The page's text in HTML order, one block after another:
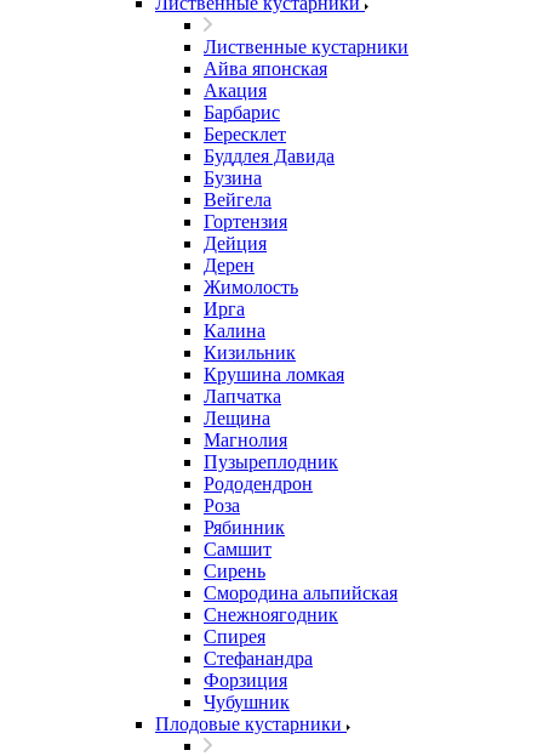
Лиственные кустарники
Айва японская
Акация
Барбарис
Бересклет
Буддлея Давида
Бузина
Вейгела
Гортензия
Дейция
Дерен
Жимолость
Ирга
Калина
Кизильник
Крушина ломкая
Лапчатка
Лещина
Магнолия
Пузыреплодник
Рододендрон
Роза
Рябинник
Самшит
Сирень
Смородина альпийская
Снежноягодник
Спирея
Стефанандра
Форзиция
Чубушник
Плодовые кустарники